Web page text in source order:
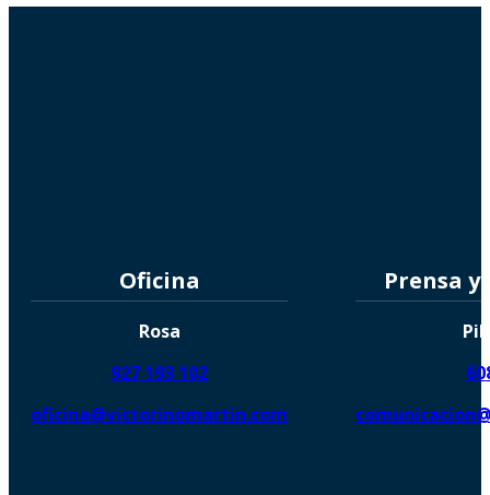
Oficina
Rosa
927 193 102
oficina@victorinomartin.com
Prensa